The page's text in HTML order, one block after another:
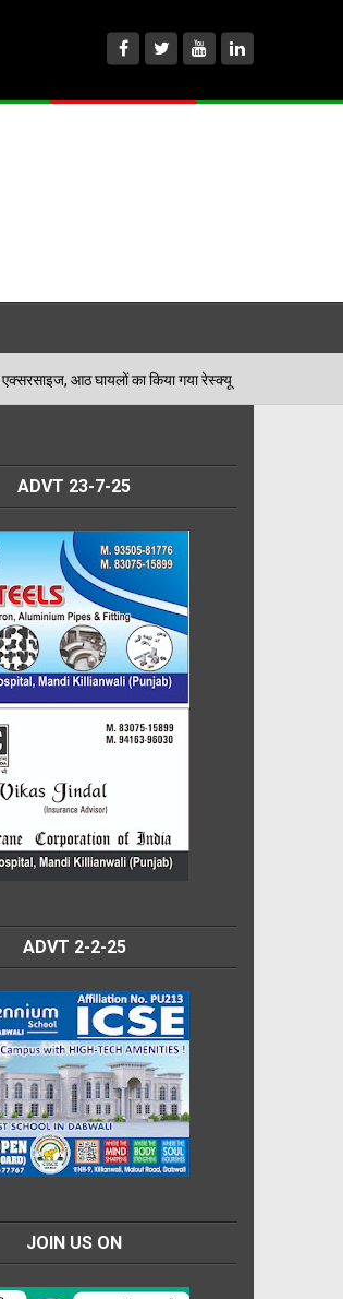
किया गया रेस्क्यू 06/08/2026
ADVT 23-7-25
ADVT 2-2-25
JOIN US ON